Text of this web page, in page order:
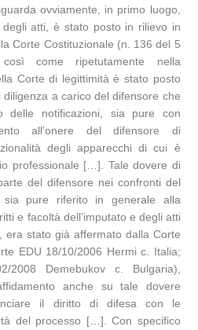
ovviamente, in primo luogo,
degli atti, è stato posto in rilievo in
Corte Costituzionale (n. 136 del 5
come ripetutamente nella
Corte di legittimità è stato posto
diligenza a carico del difensore che
delle notificazioni, sia pure con
all’onere del difensore di
degli apparecchi di cui è
professionale […]. Tale dovere di
del difensore nei confronti del
sia pure riferito in generale alla
e facoltà dell’imputato e degli atti
era stato già affermato dalla Corte
EDU 18/10/2006 Hermi c. Italia;
2008 Demebukov c. Bulgaria),
anche su tale dovere
il diritto di difesa con le
del processo […]. Con specifico